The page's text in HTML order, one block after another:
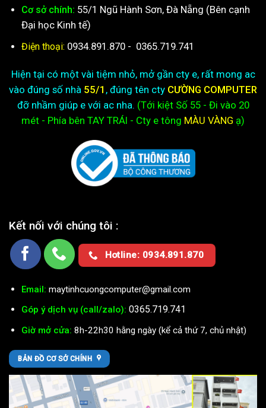
Cơ sở chính: 55/1 Ngũ Hành Sơn, Đà Nẵng (Bên cạnh
Đại học Kinh tế)
Điện thoại: 0934.891.870 - 0365.719.741
Hiện tại có một vài tiệm nhỏ, mở gần cty e, rất mong ac
vào đúng số nhà 55/1 , đúng tên cty CƯỜNG COMPUTER
đỡ nhầm giúp e với ac nha. (Tới kiệtSố 55 - Đi vào 20
mét - Phía bên TAY TRÁI - Cty e tông MÀU VÀNG ạ)
Kết nối với chúng tôi :
Hotline: 0934.891.870
Email: maytinhcuongcomputer@gmail.com
Góp ý dịch vụ (call/zalo): 0365.719.741
Giờ mở cửa: 8h-22h30 hằng ngày (kể cả thứ 7, chủ nhật)
BẢN ĐỒ CƠ SỞ CHÍNH